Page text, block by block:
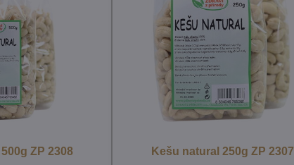
ZP 2308 Kešu natural 250g ZP 2307